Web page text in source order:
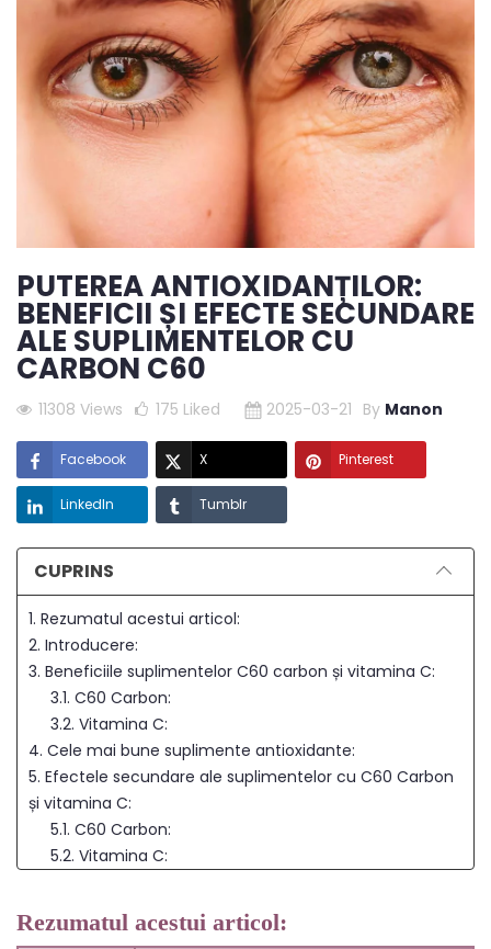
PUTEREA ANTIOXIDANȚILOR:
BENEFICII ȘI EFECTE SECUNDARE
ALE SUPLIMENTELOR CU
CARBON C60
11308 Views 175 Liked 2025-03-21 By Manon
Facebook X Pinterest
LinkedIn Tumblr
CUPRINS
1. Rezumatul acestui articol:
2. Introducere:
3. Beneficiile suplimentelor C60 carbon și vitamina C:
3.1. C60 Carbon:
3.2. Vitamina C:
4. Cele mai bune suplimente antioxidante:
5. Efectele secundare ale suplimentelor cu C60 Carbon
și vitamina C:
5.1. C60 Carbon:
5.2. Vitamina C:
6.1. Î: Pot lua împreună suplimente de C60 carbon și
vitamina C?
Rezumatul acestui articol: